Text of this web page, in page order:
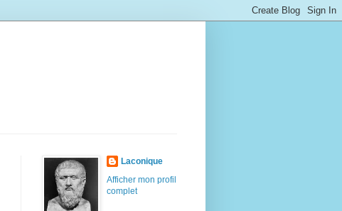
Laconique
Afficher mon profil
complet